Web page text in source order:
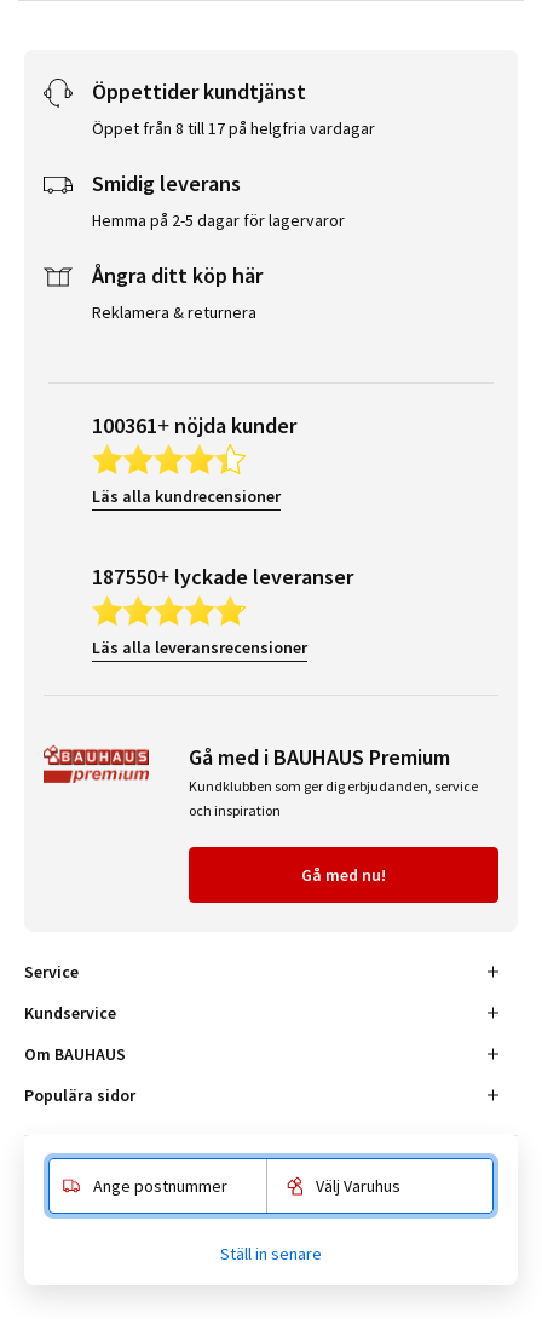
Öppettider kundtjänst
Öppet från 8 till 17 på helgfria vardagar
Smidig leverans
Hemma på 2-5 dagar för lagervaror
Ångra ditt köp här
Reklamera & returnera
100361+ nöjda kunder
Läs alla kundrecensioner
187550+ lyckade leveranser
Läs alla leveransrecensioner
Gå med i BAUHAUS Premium
Kundklubben som ger dig erbjudanden, service
och inspiration
Gå med nu!
Service
Kundservice
Om BAUHAUS
Populära sidor
Enköpingsvägen 41, 177 38 Järfälla.
Ange postnummer Välj Varuhus
Ställ in senare